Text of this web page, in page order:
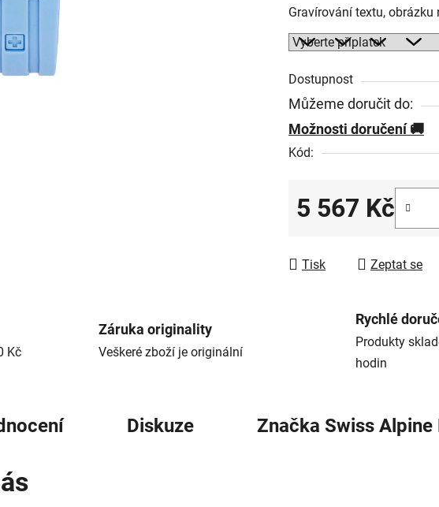
Gravírování textu, obrázku
Dostupnost
Můžeme doručit do:
Možnosti doručení
Kód:
5 567 Kč
Tisk Zeptat se
Kč
Záruka originality
Veškeré zboží je originální
Rychlé
Produkty
hodin
Diskuze Značka Swiss